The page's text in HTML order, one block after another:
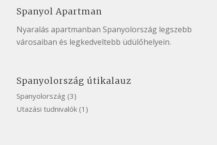
Spanyol Apartman
Nyaralás apartmanban Spanyolország legszebb
városaiban és legkedveltebb üdülőhelyein.
Spanyolország útikalauz
Spanyolország (3)
Utazási tudnivalók(1)